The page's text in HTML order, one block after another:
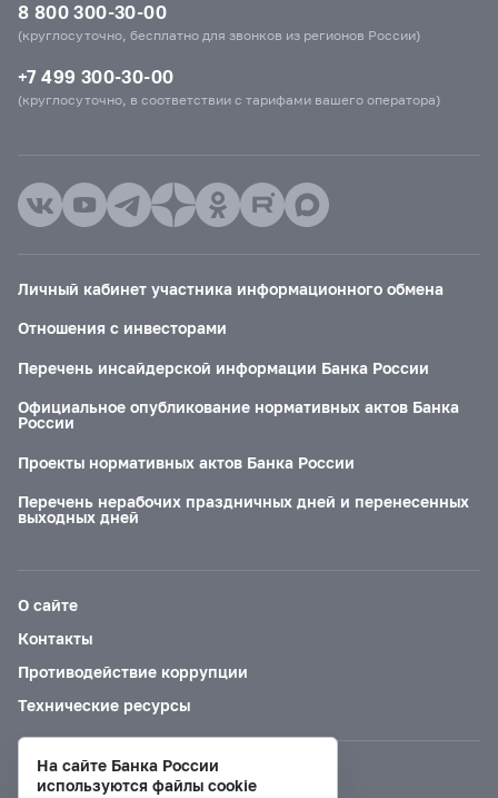
8 800 300-30-00
(круглосуточно, бесплатно для звонков из регионов России)
+7 499 300-30-00
(круглосуточно, в соответствии с тарифами вашего оператора)
Личный кабинет участника информационного обмена
Отношения с инвесторами
Перечень инсайдерской информации Банка России
Официальное опубликование нормативных актов Банка
России
Проекты нормативных актов Банка России
Перечень нерабочих праздничных дней и перенесенных
выходных дней
О сайте
Контакты
Противодействие коррупции
Технические ресурсы
Версия для слабовидящих
На сайте Банка России
используются файлы cookie